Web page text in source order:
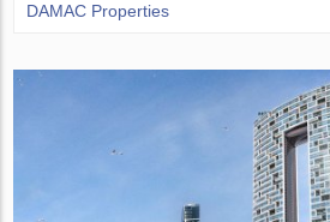
DAMAC Properties